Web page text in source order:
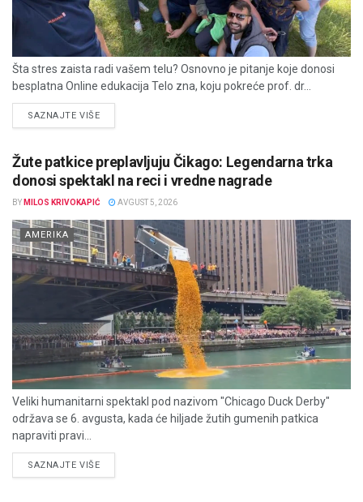
Šta stres zaista radi vašem telu? Osnovno je pitanje koje donosi
besplatna Online edukacija Telo zna, koju pokreće prof. dr...
SAZNAJTE VIŠEDETAILS
Žute patkice preplavljuju Čikago: Legendarna trka
donosi spektakl na reci i vredne nagrade
BY MILOS KRIVOKAPIĆ AVGUST 5, 2026
AMERIKA
Veliki humanitarni spektakl pod nazivom "Chicago Duck Derby"
održava se 6. avgusta, kada će hiljade žutih gumenih patkica
napraviti pravi...
SAZNAJTE VIŠEDETAILS